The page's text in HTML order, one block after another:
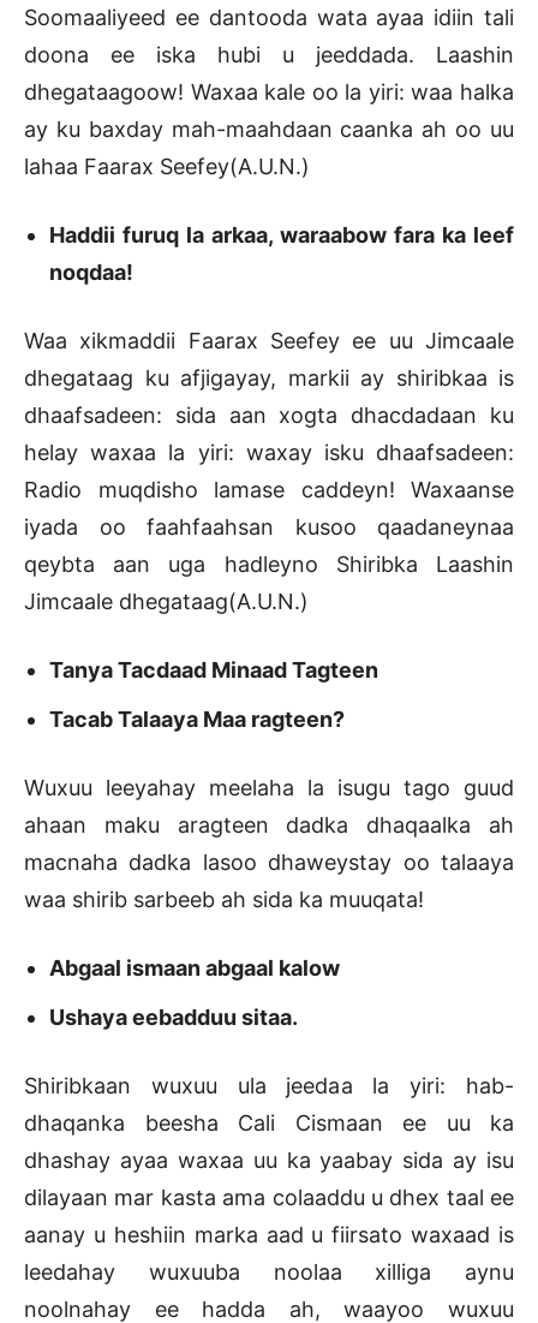
Soomaaliyeed ee dantooda wata ayaa idiin tali
doona ee iska hubi u jeeddada. Laashin
dhegataagoow! Waxaa kale oo la yiri: waa halka
ay ku baxday mah-maahdaan caanka ah oo uu
lahaa Faarax Seefey(A.U.N.)
Haddii furuq la arkaa, waraabow fara ka leef
noqdaa!
Waa xikmaddii Faarax Seefey ee uu Jimcaale
dhegataag ku afjigayay, markii ay shiribkaa is
dhaafsadeen: sida aan xogta dhacdadaan ku
helay waxaa la yiri: waxay isku dhaafsadeen:
Radio muqdisho lamase caddeyn! Waxaanse
iyada oo faahfaahsan kusoo qaadaneynaa
qeybta aan uga hadleyno Shiribka Laashin
Jimcaale dhegataag(A.U.N.)
Tanya Tacdaad Minaad Tagteen
Tacab Talaaya Maa ragteen?
Wuxuu leeyahay meelaha la isugu tago guud
ahaan maku aragteen dadka dhaqaalka ah
macnaha dadka lasoo dhaweystay oo talaaya
waa shirib sarbeeb ah sida ka muuqata!
Abgaal ismaan abgaal kalow
Ushaya eebadduu sitaa.
Shiribkaan wuxuu ula jeedaa la yiri: hab-
dhaqanka beesha Cali Cismaan ee uu ka
dhashay ayaa waxaa uu ka yaabay sida ay isu
dilayaan mar kasta ama colaaddu u dhex taal ee
aanay u heshiin marka aad u fiirsato waxaad is
leedahay wuxuuba noolaa xilliga aynu
noolnahay ee hadda ah, waayoo wuxuu